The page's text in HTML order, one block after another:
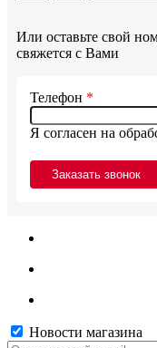
Или оставьте свой
свяжется с Вами
Я согласен на
Телефон *
Новости магазина